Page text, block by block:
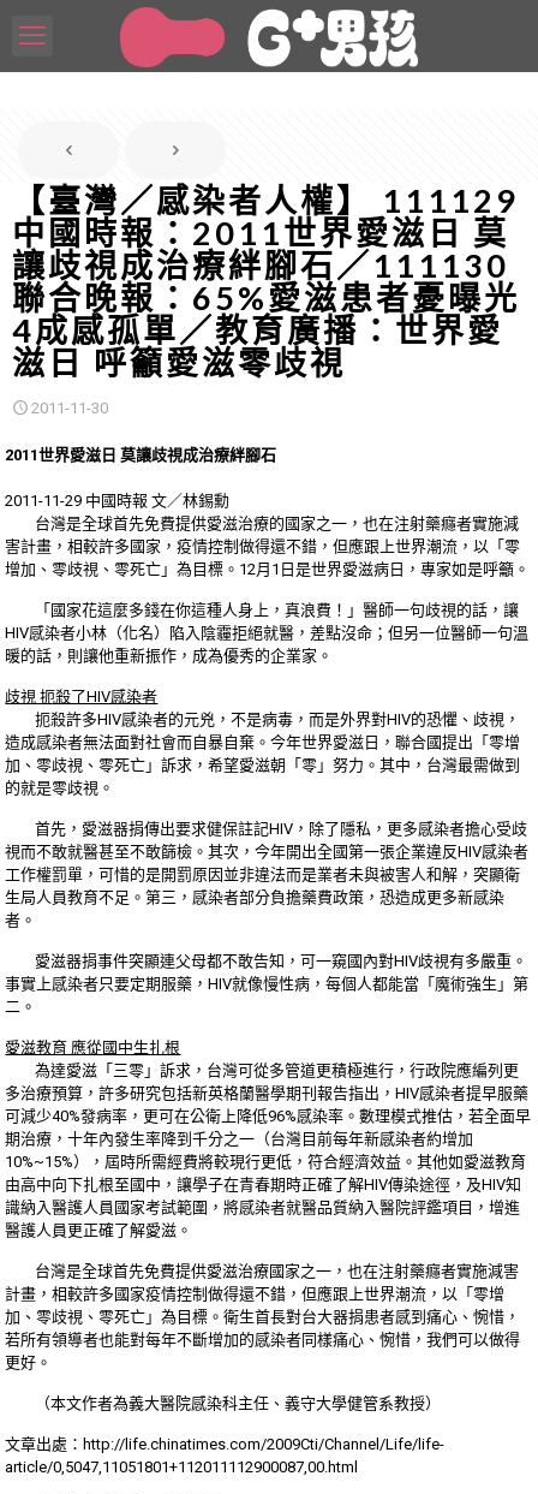
【臺灣／感染者人權】 111129
中國時報：2011世界愛滋日 莫
讓歧視成治療絆腳石／111130
聯合晚報：65%愛滋患者憂曝光
4成感孤單／教育廣播：世界愛
滋日 呼籲愛滋零歧視
2011-11-30
2011世界愛滋日 莫讓歧視成治療絆腳石
2011-11-29 中國時報 文／林錫勳
台灣是全球首先免費提供愛滋治療的國家之一，也在注射藥癮者實施減
害計畫，相較許多國家，疫情控制做得還不錯，但應跟上世界潮流，以「零
增加、零歧視、零死亡」為目標。12月1日是世界愛滋病日，專家如是呼籲。
「國家花這麼多錢在你這種人身上，真浪費！」醫師一句歧視的話，讓
HIV感染者小林（化名）陷入陰霾拒絕就醫，差點沒命；但另一位醫師一句溫
暖的話，則讓他重新振作，成為優秀的企業家。
歧視 扼殺了HIV感染者
扼殺許多HIV感染者的元兇，不是病毒，而是外界對HIV的恐懼、歧視，
造成感染者無法面對社會而自暴自棄。今年世界愛滋日，聯合國提出「零增
加、零歧視、零死亡」訴求，希望愛滋朝「零」努力。其中，台灣最需做到
的就是零歧視。
首先，愛滋器捐傳出要求健保註記HIV，除了隱私，更多感染者擔心受歧
視而不敢就醫甚至不敢篩檢。其次，今年開出全國第一張企業違反HIV感染者
工作權罰單，可惜的是開罰原因並非違法而是業者未與被害人和解，突顯衛
生局人員教育不足。第三，感染者部分負擔藥費政策，恐造成更多新感染
者。
愛滋器捐事件突顯連父母都不敢告知，可一窺國內對HIV歧視有多嚴重。
事實上感染者只要定期服藥，HIV就像慢性病，每個人都能當「魔術強生」第
二。
愛滋教育 應從國中生扎根
為達愛滋「三零」訴求，台灣可從多管道更積極進行，行政院應編列更
多治療預算，許多研究包括新英格蘭醫學期刊報告指出，HIV感染者提早服藥
可減少40%發病率，更可在公衛上降低96%感染率。數理模式推估，若全面早
期治療，十年內發生率降到千分之一（台灣目前每年新感染者約增加
10%~15%），屆時所需經費將較現行更低，符合經濟效益。其他如愛滋教育
由高中向下扎根至國中，讓學子在青春期時正確了解HIV傳染途徑，及HIV知
識納入醫護人員國家考試範圍，將感染者就醫品質納入醫院評鑑項目，增進
醫護人員更正確了解愛滋。
台灣是全球首先免費提供愛滋治療國家之一，也在注射藥癮者實施減害
計畫，相較許多國家疫情控制做得還不錯，但應跟上世界潮流，以「零增
加、零歧視、零死亡」為目標。衛生首長對台大器捐患者感到痛心、惋惜，
若所有領導者也能對每年不斷增加的感染者同樣痛心、惋惜，我們可以做得
更好。
（本文作者為義大醫院感染科主任、義守大學健管系教授）
文章出處： http://life.chinatimes.com/2009Cti/Channel/Life/life-
article/0,5047,11051801+112011112900087,00.html